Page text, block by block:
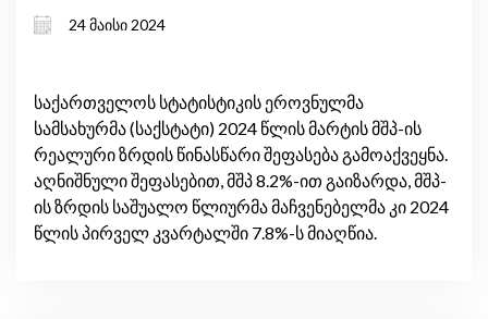
დაბალი ინფლაციის მიუხედავად
შეინიშნება
24 მაისი 2024
საქართველოს სტატისტიკის ეროვნულმა
სამსახურმა (საქსტატი) 2024 წლის მარტის მშპ-ის
რეალური ზრდის წინასწარი შეფასება გამოაქვეყნა.
აღნიშნული შეფასებით, მშპ 8.2%-ით გაიზარდა, მშპ-
ის ზრდის საშუალო წლიურმა მაჩვენებელმა კი 2024
წლის პირველ კვარტალში 7.8%-ს მიაღწია.